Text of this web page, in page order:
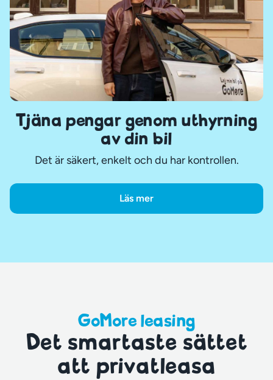
Tjäna pengar genom uthyrning
av din bil
Det är säkert, enkelt och du har kontrollen.
Läs mer
GoMore leasing
Det smartaste sättet
att privatleasa